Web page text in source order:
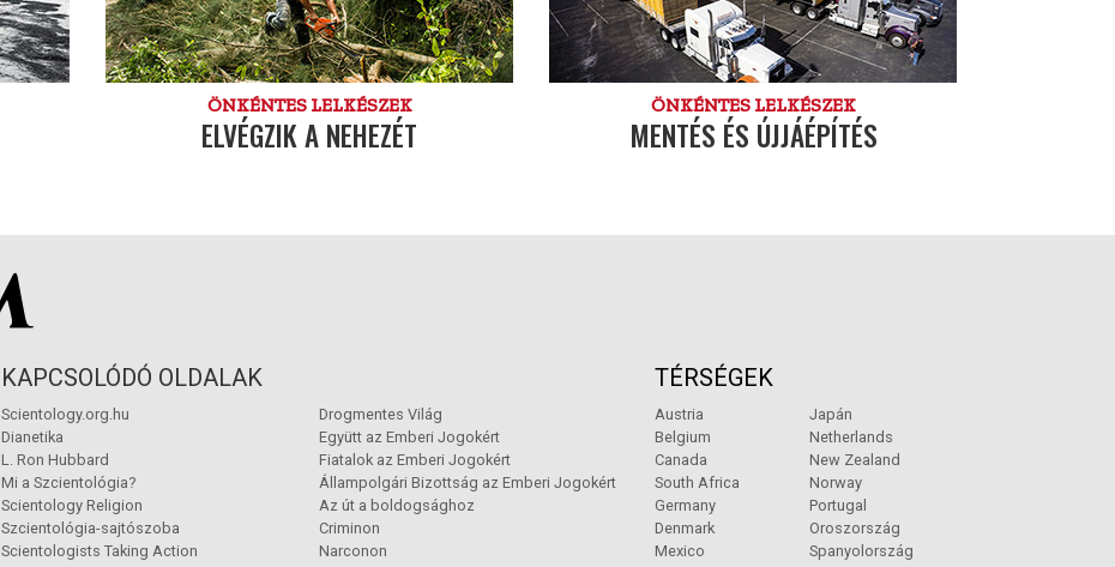
ÖNKÉNTES LELKÉSZEK
ELVÉGZIK A NEHEZÉT
ÖNKÉNTES LELKÉSZEK
MENTÉS ÉS ÚJJÁÉPÍTÉS
KAPCSOLÓDÓ OLDALAK
Scientology.org.hu
Dianetika
L. Ron Hubbard
Mi a Szcientológia?
Scientology Religion
Szcientológia-sajtószoba
Scientologists Taking Action
Drogmentes Világ
Együtt az Emberi Jogokért
Fiatalok az Emberi Jogokért
Állampolgári Bizottság az Emberi Jogokért
Az út a boldogsághoz
Criminon
Narconon
TÉRSÉGEK
Austria
Belgium
Canada
South Africa
Germany
Denmark
Mexico
Japán
Netherlands
New Zealand
Norway
Portugal
Oroszország
Spanyolország